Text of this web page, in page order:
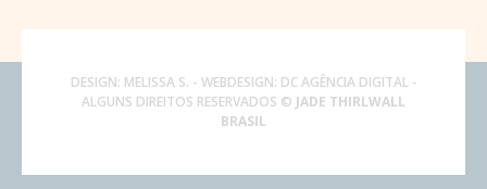
DESIGN: MELISSA S. - WEBDESIGN: DC AGÊNCIA DIGITAL-
ALGUNS DIREITOS RESERVADOS © JADE THIRLWALL
BRASIL